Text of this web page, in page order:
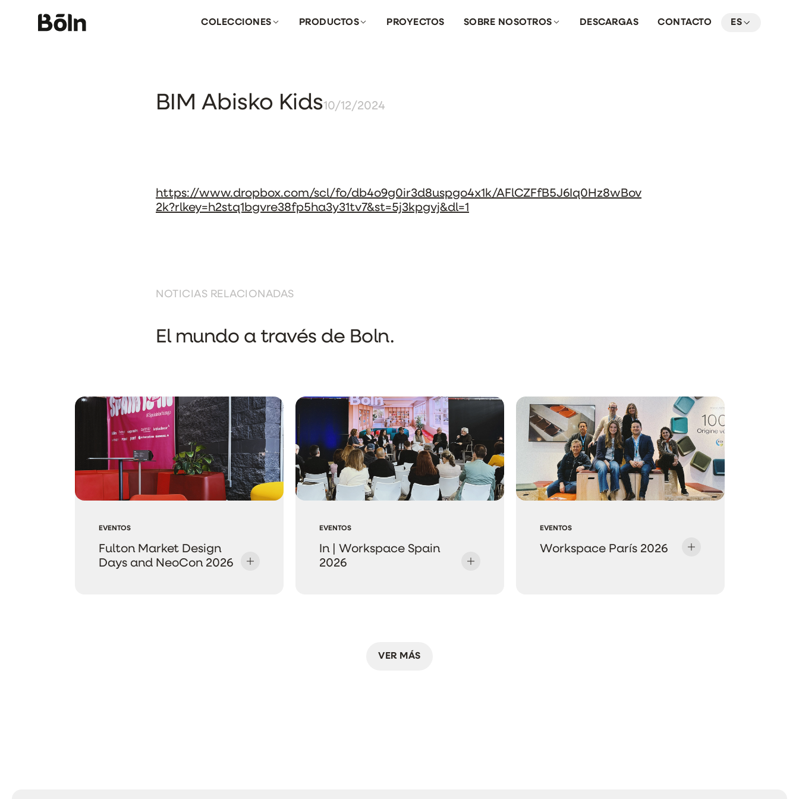
COLECCIONES PRODUCTOS PROYECTOS SOBRE NOSOTROS DESCARGAS CONTACTO ES
BIM Abisko Kids10/12/2024
https://www.dropbox.com/scl/fo/db4o9g0ir3d8uspgo4x1k/AFlCZFfB5J6Iq0Hz8wBov
2k?rlkey=h2stq1bgvre38fp5ha3y31tv7&st=5j3kpgvj&dl=1
NOTICIAS RELACIONADAS
El mundo a través de Boln.
EVENTOS
Fulton Market Design
Days and NeoCon 2026
EVENTOS
In | Workspace Spain
2026
EVENTOS
Workspace París 2026
VER MÁS